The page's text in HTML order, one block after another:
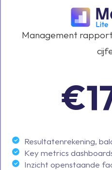
Management
Resultatenrekening,
Key metrics
Inzicht openstaande